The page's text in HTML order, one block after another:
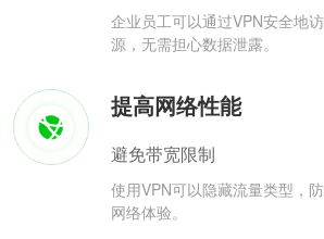
企业员工可以通过VPN安全地
源，无需担心数据泄露。
提高网络性能
避免带宽限制
使用VPN可以隐藏流量类型，
网络体验。